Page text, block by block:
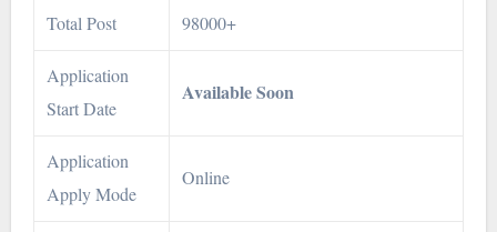
Total Post 98000+
Application
Start Date
Available Soon
Application
Apply Mode
Online